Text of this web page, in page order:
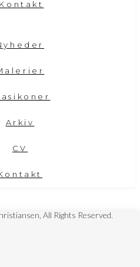
Kontakt
Arkiv
CV
All Rights Reserved.